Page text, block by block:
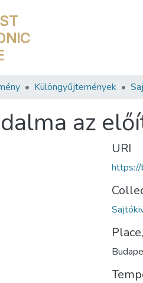
Különgyűjtemények
az
URI